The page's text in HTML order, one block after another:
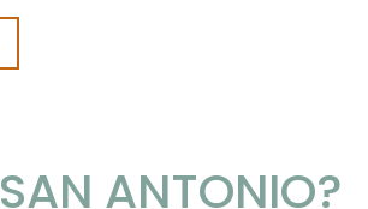
ANTONIO?